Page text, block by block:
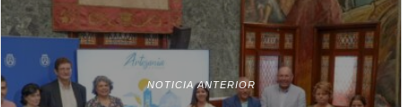
NOTICIA ANTERIOR